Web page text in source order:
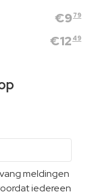
€9 79
€12 49
meldingen
iedereen